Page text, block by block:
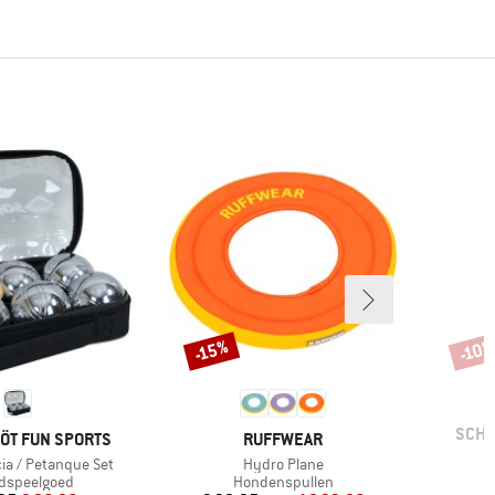
FUN SPORTS
/ Petanque Set
MERK
RUFFWEAR
Artikel
Hydro Plane
Productgroep
Hondenspullen
Korting
-15%
MERK
-